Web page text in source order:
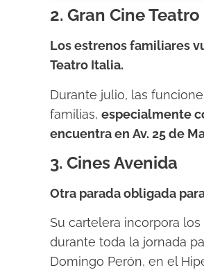
2. Gran Cine
Los estrenos familiares
Teatro Italia.
Durante julio, las
familias, especialmente
encuentra en Av. 25 de
3. Cines Avenida
Otra parada obligada
Su cartelera incorpora
durante toda la jornada
Domingo Perón, en el